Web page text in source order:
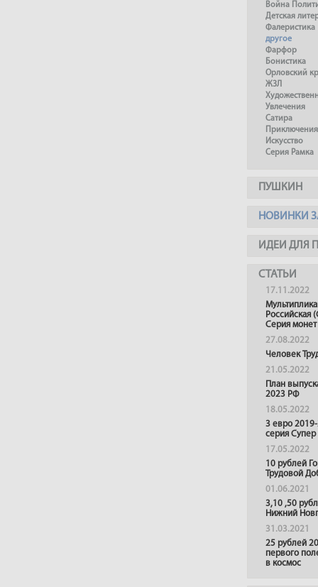
Война
Детская
Фалеристика
другое
Фарфор
Бонистика
Орловский
ЖЗЛ
Увлечения
Сатира
Приключения
Искусство
Серия Рамка
ПУШКИН
НОВИНКИ
ИДЕИ ДЛЯ
СТАТЬИ
17.11.2022
Российская
Серия монет
27.08.2022
Человек
21.05.2022
План
2023 РФ
18.05.2022
3 евро
серия
17.05.2022
10 рублей
Трудовой
01.06.2021
3,10 ,50
Нижний
31.03.2021
25 рублей
первого
в космос